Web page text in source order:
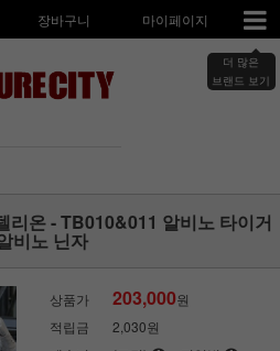
장바구니 마이페이지
더 많은
브랜드 보기
리온 - TB010&011 알비노 타이거
비노 닌자
상품가 203,000원
적립금
2,030원